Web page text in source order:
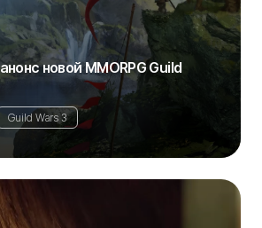
новой MMORPG Guild
Guild Wars 3